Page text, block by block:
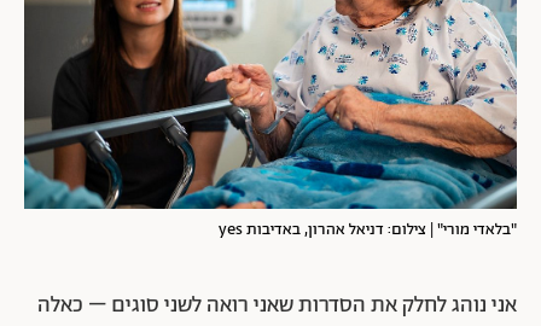
"בלאדי מורי" | צילום: דניאל אהרון, באדיבות yes
אני נוהג לחלק את הסדרות שאני רואה לשני סוגים – כאלה